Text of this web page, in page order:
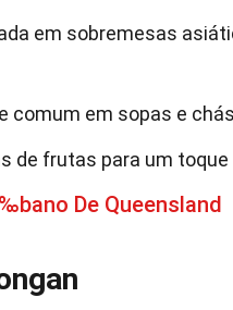
em sobremesas
comum em sopas e
de frutas para um
De Queensland